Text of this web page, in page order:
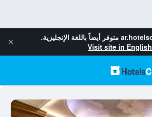
متوفر أيضاً باللغة الإنجليزية.
Visit site in English